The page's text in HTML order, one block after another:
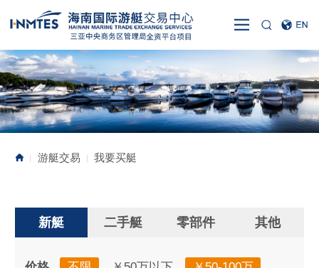
| 游艇交易 | 我要买艇
新艇 二手艇 零部件 其他